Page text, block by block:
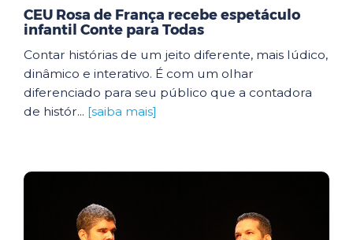
CEU Rosa de França recebe espetáculo
infantil Conte para Todas
Contar histórias de um jeito diferente, mais lúdico,
dinâmico e interativo. É com um olhar
diferenciado para seu público que a contadora
de histór... [saiba mais]